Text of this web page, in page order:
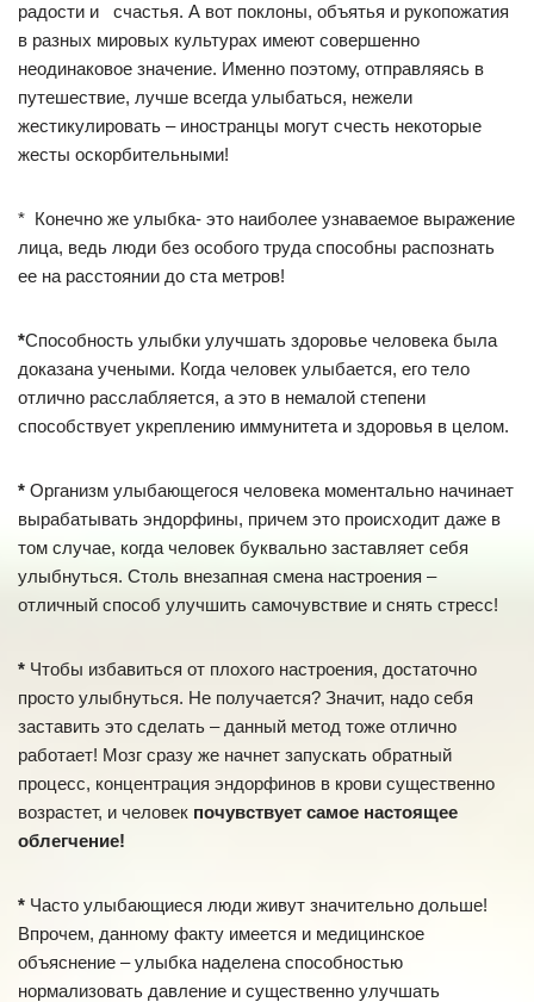
радости и счастья. А вот поклоны, объятья и рукопожатия
в разных мировых культурах имеют совершенно
неодинаковое значение. Именно поэтому, отправляясь в
путешествие, лучше всегда улыбаться, нежели
жестикулировать – иностранцы могут счесть некоторые
жесты оскорбительными!
* Конечно же улыбка- это наиболее узнаваемое выражение
лица, ведь люди без особого труда способны распознать
ее на расстоянии до ста метров!
*Способность улыбки улучшать здоровье человека была
доказана учеными. Когда человек улыбается, его тело
отлично расслабляется, а это в немалой степени
способствует укреплению иммунитета и здоровья в целом.
* Организм улыбающегося человека моментально начинает
вырабатывать эндорфины, причем это происходит даже в
том случае, когда человек буквально заставляет себя
улыбнуться. Столь внезапная смена настроения –
отличный способ улучшить самочувствие и снять стресс!
* Чтобы избавиться от плохого настроения, достаточно
просто улыбнуться. Не получается? Значит, надо себя
заставить это сделать – данный метод тоже отлично
работает! Мозг сразу же начнет запускать обратный
процесс, концентрация эндорфинов в крови существенно
возрастет, и человек почувствует самое настоящее
облегчение!
* Часто улыбающиеся люди живут значительно дольше!
Впрочем, данному факту имеется и медицинское
объяснение – улыбка наделена способностью
нормализовать давление и существенно улучшать